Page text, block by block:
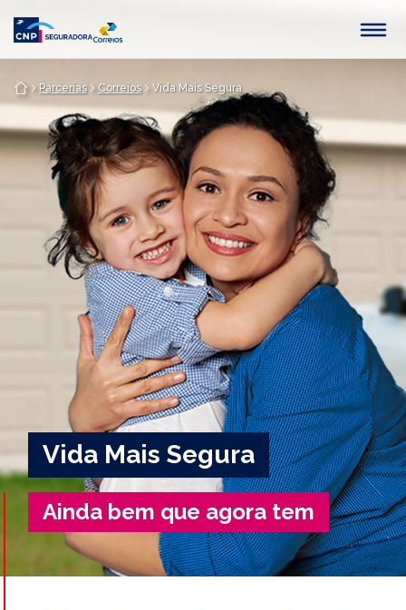
Saltar al contenido principal
Parcerias Correios Vida Mais Segura
Vida Mais Segura
Ainda bem que agora tem